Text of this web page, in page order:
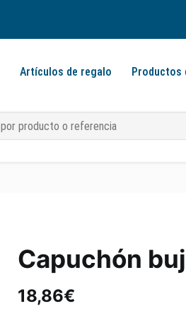
Artículos de regalo Productos
Capuchón
18,86€